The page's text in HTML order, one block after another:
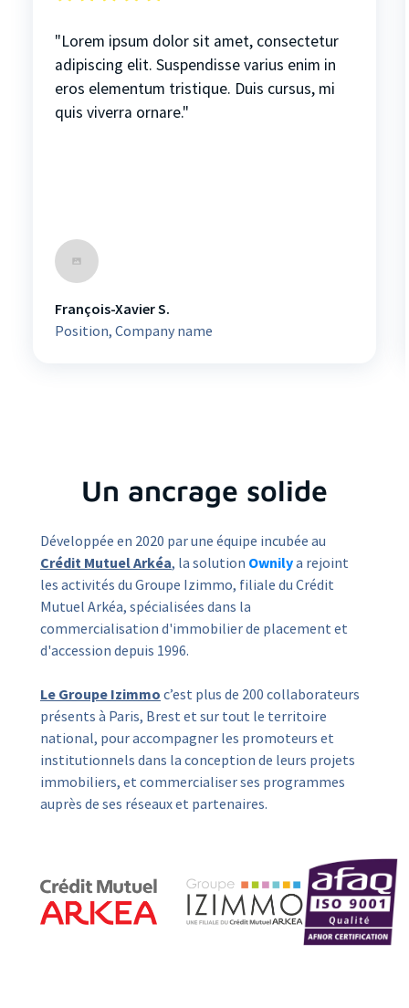
"Lorem ipsum dolor sit amet, consectetur
adipiscing elit. Suspendisse varius enim in
eros elementum tristique. Duis cursus, mi
quis viverra ornare."
François-Xavier S.
Position, Company name
Un ancrage solide
Développée en 2020 par une équipe incubée au
Crédit Mutuel Arkéa, la solution Ownilya rejoint
les activités du Groupe Izimmo, filiale du Crédit
Mutuel Arkéa, spécialisées dans la
commercialisation d'immobilier de placement et
d'accession depuis 1996.
Le Groupe Izimmo c’est plus de 200 collaborateurs
présents à Paris, Brest et sur tout le territoire
national, pour accompagner les promoteurs et
institutionnels dans la conception de leurs projets
immobiliers, et commercialiser ses programmes
auprès de ses réseaux et partenaires.